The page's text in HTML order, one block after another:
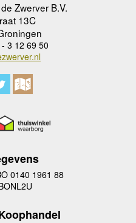
Zwerver B.V.
13C
3 12 69 50
0140 1961 88